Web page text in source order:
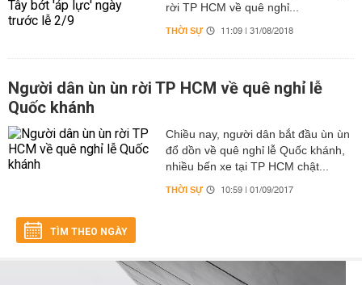
rời TP HCM về quê nghỉ...
THỜI SỰ 11:09 | 31/08/2018
Người dân ùn ùn rời TP HCM về quê nghỉ lễ
Quốc khánh
Chiều nay, người dân bắt đầu ùn ùn
đổ dồn về quê nghỉ lễ Quốc khánh,
nhiều bến xe tại TP HCM chật...
THỜI SỰ 10:59 | 01/09/2017
TÌM THEO NGÀY